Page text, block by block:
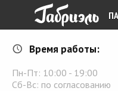
Время работы:
Пн-Пт: 10:00 - 19:00
Сб-Вс: по согласованию